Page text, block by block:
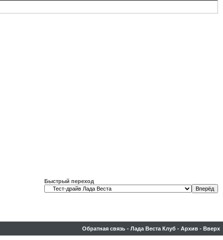
Быстрый переход
Обратная связь - Лада Веста Клуб - Архив - Вверх